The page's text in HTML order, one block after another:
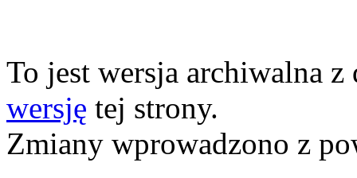
To jest wersja archiwalna
wersję tej strony.
Zmiany wprowadzono z